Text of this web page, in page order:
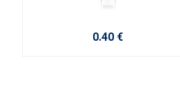
0.40 €